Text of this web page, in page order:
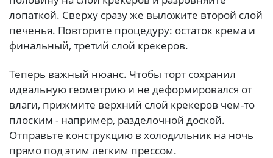
лопаткой. Сверху сразу же выложите второй слой
печенья. Повторите процедуру: остаток крема и
финальный, третий слой крекеров.
Теперь важный нюанс. Чтобы торт сохранил
идеальную геометрию и не деформировался от
влаги, прижмите верхний слой крекеров чем-то
плоским - например, разделочной доской.
Отправьте конструкцию в холодильник на ночь
прямо под этим легким прессом.